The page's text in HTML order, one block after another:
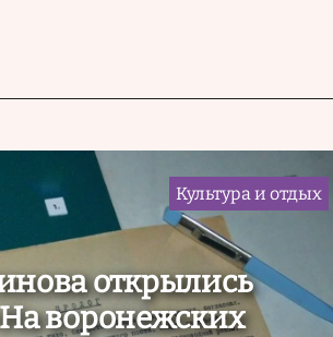
Культура и отдых
открылись
воронежских